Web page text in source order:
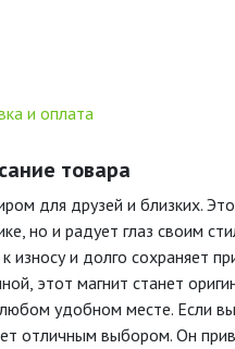
и оплата
товара
для друзей и близких.
но и радует глаз своим
и долго сохраняет
этот магнит станет
удобном месте. Если
отличным выбором. Он